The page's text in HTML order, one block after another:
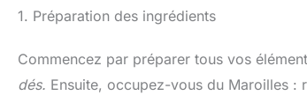
1. Préparation des ingrédients
Commencez par préparer tous vos
dés. Ensuite, occupez-vous du Maroilles